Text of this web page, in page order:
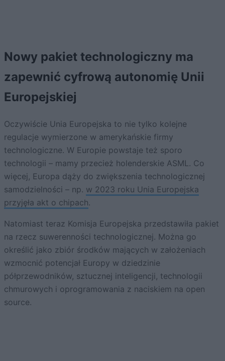
Nowy pakiet technologiczny ma
zapewnić cyfrową autonomię Unii
Europejskiej
Oczywiście Unia Europejska to nie tylko kolejne
regulacje wymierzone w amerykańskie firmy
technologiczne. W Europie powstaje też sporo
technologii – mamy przecież holenderskie ASML. Co
więcej, Europa dąży do zwiększenia technologicznej
samodzielności – np. w 2023 roku Unia Europejska
przyjęła akt o chipach.
Natomiast teraz Komisja Europejska przedstawiła pakiet
na rzecz suwerenności technologicznej. Można go
określić jako zbiór środków mających w założeniach
wzmocnić potencjał Europy w dziedzinie
półprzewodników, sztucznej inteligencji, technologii
chmurowych i oprogramowania z naciskiem na open
source.